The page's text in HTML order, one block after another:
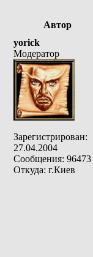
Автор
yorick
Модератор
Зарегистрирован:
27.04.2004
Сообщения: 96473
Откуда: г.Киев